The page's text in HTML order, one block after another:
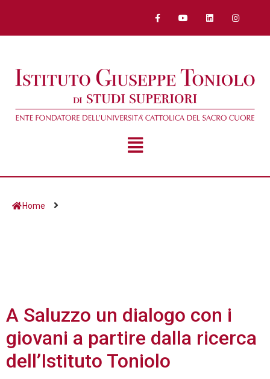
Home
A Saluzzo un dialogo con i
giovani a partire dalla ricerca
dell’Istituto Toniolo